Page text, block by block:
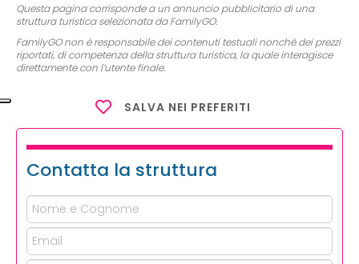
Questa pagina corrisponde a un annuncio pubblicitario di una
struttura turistica selezionata da FamilyGO.
FamilyGO non è responsabile dei contenuti testuali nonché dei prezzi
riportati, di competenza della struttura turistica, la quale interagisce
direttamente con l’utente finale.
SALVA NEI PREFERITI
Contatta la struttura